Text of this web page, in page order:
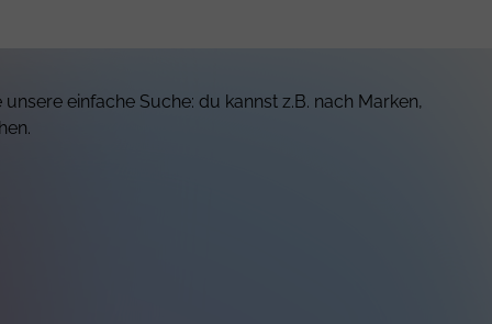
unsere einfache Suche: du kannst z.B. nach Marken,